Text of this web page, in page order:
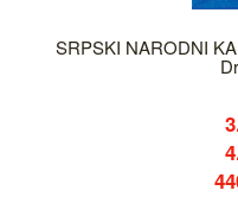
SRPSKI NARODNI